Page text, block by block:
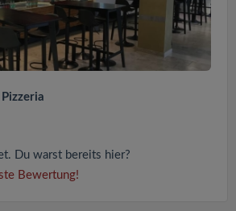
Du warst bereits hier?
Bewertung!